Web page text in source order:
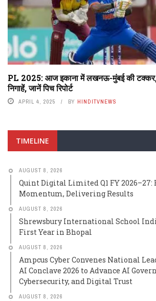
PL 2025: आज इकाना में लखनऊ-मुंबई की टक्कर,
निगाहें, जानें पिच रिपोर्ट
APRIL 4, 2025 BY HINDITVNEWS
TIMELINE
AUGUST 8, 2026
Quint Digital Limited Q1 FY
Momentum, Delivering Results
AUGUST 8, 2026
Shrewsbury International School
First Year in Bhopal
AUGUST 8, 2026
Ampcus Cyber Convenes National
AI Conclave 2026 to Advance AI
Cybersecurity, and Digital Trust
AUGUST 8, 2026